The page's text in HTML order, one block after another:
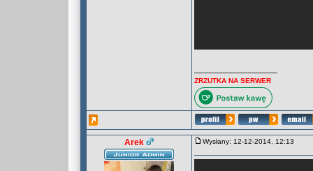
ZRZUTKA NA SERWER
Arek Wysłany: 12-12-2014, 12:13